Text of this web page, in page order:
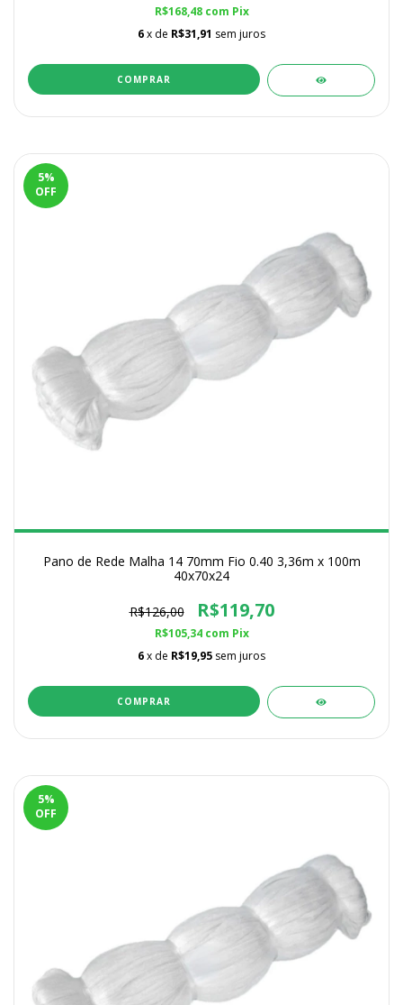
R$168,48 com Pix
6x de R$31,91 sem juros
5%
OFF
Pano de Rede Malha 14 70mm Fio 0.40 3,36m x 100m
40x70x24
R$126,00 R$119,70
R$105,34 com Pix
6x de R$19,95 sem juros
5%
OFF